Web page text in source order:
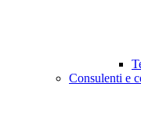
Consulenti e